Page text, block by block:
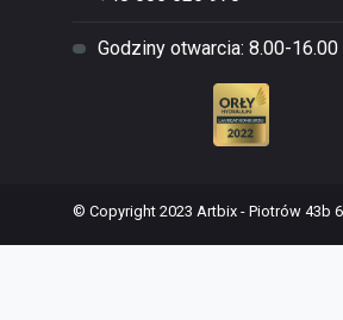
Godziny otwarcia: 8.00-16.00
© Copyright 2023 Artbix - Piotrów 43b